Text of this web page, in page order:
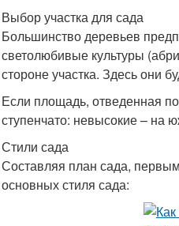
Выбор участка для сада
Большинство деревьев
светолюбивые культуры
стороне участка. Здесь они
Если площадь, отведенная
ступенчато: невысокие – на
Стили сада
Составляя план сада,
основных стиля сада: